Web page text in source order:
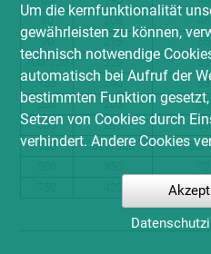
80
208 46
90
215 55
100/120
229 55
150
240 55
200
265 55
300
293 55
325
320/325 55/
70
Um die kernfunktionalität
gewährleisten zu können,
technisch notwendige
automatisch bei Aufruf der
bestimmten Funktion
Setzen von Cookies durch
verhindert. Andere Cookies